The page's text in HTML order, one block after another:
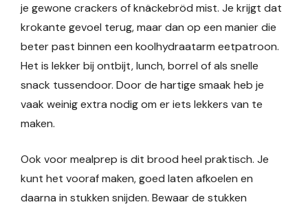
je gewone crackers of knäckebröd mist. Je krijgt dat
krokante gevoel terug, maar dan op een manier die
beter past binnen een koolhydraatarm eetpatroon.
Het is lekker bij ontbijt, lunch, borrel of als snelle
snack tussendoor. Door de hartige smaak heb je
vaak weinig extra nodig om er iets lekkers van te
maken.
Ook voor mealprep is dit brood heel praktisch. Je
kunt het vooraf maken, goed laten afkoelen en
daarna in stukken snijden. Bewaar de stukken